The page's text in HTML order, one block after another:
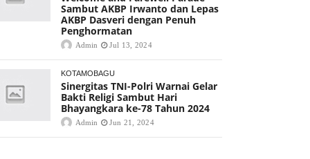
Sambut AKBP Irwanto dan Lepas
AKBP Dasveri dengan Penuh
Penghormatan
Admin Jul 13, 2024
KOTAMOBAGU
Sinergitas TNI-Polri Warnai Gelar
Bakti Religi Sambut Hari
Bhayangkara ke-78 Tahun 2024
Admin Jun 21, 2024